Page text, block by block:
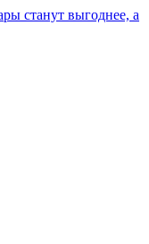
станут выгоднее, а